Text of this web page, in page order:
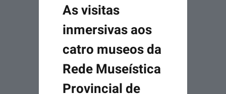
As visitas
inmersivas aos
catro museos da
Rede Museística
Provincial de